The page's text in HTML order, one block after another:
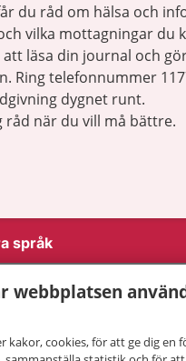
du råd om hälsa och
vilka mottagningar du
att läsa din journal och
Ring telefonnummer
dygnet runt.
råd när du vill må bättre.
språk
webbplatsen
kakor, cookies, för att ge dig en